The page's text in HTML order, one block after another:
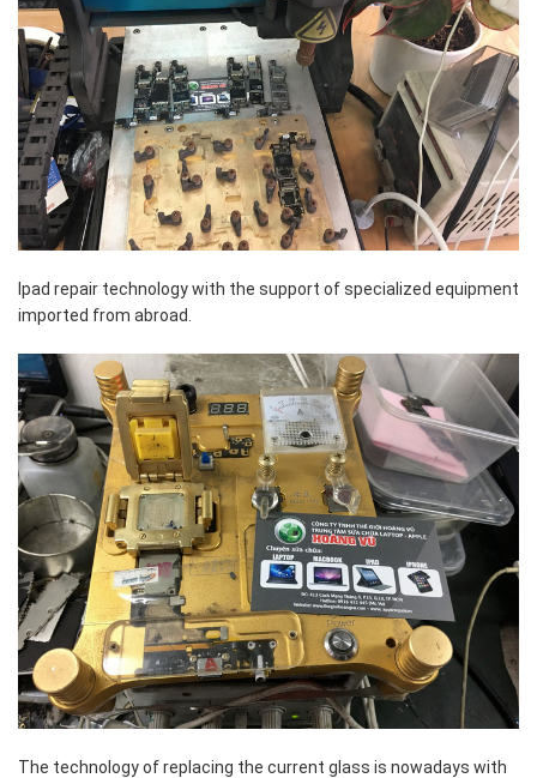
Ipad repair technology with the support of specialized equipment
imported from abroad.
The technology of replacing the current glass is nowadays with